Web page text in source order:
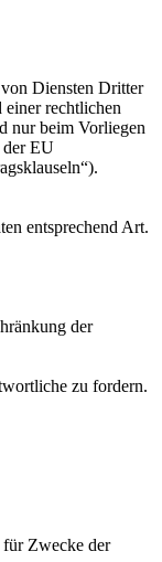
Diensten Dritter
rechtlichen
nur beim Vorliegen
der EU
entsprechend Art.
der
zu fordern.
für Zwecke der